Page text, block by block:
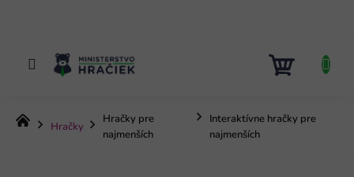
KOŠÍK
DomovHračky
Hračky pre
najmenších
Interaktívne hračky pre
najmenších